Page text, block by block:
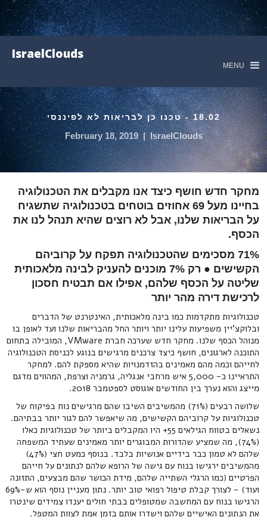
IsraelClouds
MENU
18.02 - טכנו כן לבריאות לא לפיננסי
IsraelClouds
|
February 18, 2019
מחקר חדש חושף כיצד אנו מקבלים את הטכנולוגיה
בחיינו מעל 69 אחוזים בוטחים בטכנולוגיה שתשגיח
על הבריאות שלנו, אבל לא רוצים שהיא תנהל לנו את
הכסף.
71% מסכימים שהטכנולוגיה תפקח על קרוביהם
הקשישים ● רק 7% מוכנים להעניק לבינה מלאכותית
שליטה על הכסף שלהם, אפילו אם תבטיח חסכון
לרכישת דירה מהר יותר
טכנולוגיות מתקדמות כמו בינה מלאכותית, האינטרנט של הדברים
ובלוקצ'יין משפיעות עלינו יותר ויותר החל מהבריאות שלנו ועד לאופן בו
מנוהל הכסף שלנו. מחקר חדש שערכה חברת VMware, המובילה בתחום
התוכנה לארגונים, חושף כיצד צרכנים מרגישים בנוגע לכניסת הטכנולוגיה
לחייהם וכמה מהם מאמינים בהזדמנויות שהיא מספקת להם. למחקר
התראיינו כ- 5,000 איש מרחבי אנגליה, גרמניה וצרפת, המהווים מדגם
מייצג והוא נערך בין החודשים אוגוסט לספטמבר 2018.
שלושה רבעים (71%) מהמשיבים השיבו שהם מרגישים נוח בפיקוח של
טכנולוגיות על קרוביהם הקשישים, מה שיאפשר להם לגור יותר בבתיהם.
נשאלים בטווח הגילאים 55+ היו המקבלים ביותר של טכנולוגיות כאלו
(74%), מה שמציע שהדורות המבוגרים יותר מאמינים שעתיד המשפחה
שלהם לא טמון כבר בידיים אנושיות בלבד. בנוסף כמעט חצי (47%)
מהמשיבים ירגישו בנוח עם גישה של הרופא שלהם לנתונים על חייהם
הפרטיים (כמו הרגלי השתייה שלהם, מידת הכושר שהם מבצעים, התזונה
ועוד) - לצורך קבלת טיפול רפואי טוב יותר. נתון מעניין נוסף הוא ש-69%
הרגישו בנוח עם המחשבה שמטופלים בבתי חולים יענדו צמידים שינטרו
את הנתונים האישיים שלהם וישדרו אותם בזמן אמת לצוות המטפל.